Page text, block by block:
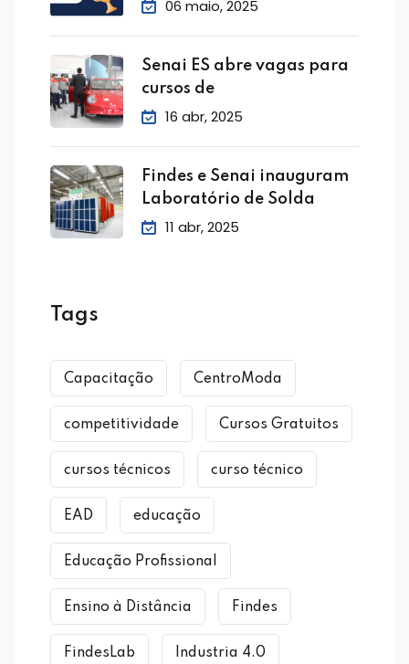
06 maio, 2025
Senai ES abre vagas para
cursos de
16 abr, 2025
Findes e Senai inauguram
Laboratório de Solda
11 abr, 2025
Tags
Capacitação CentroModa
competitividade Cursos Gratuitos
cursos técnicos curso técnico
EAD educação
Educação Profissional
Ensino à Distância Findes
FindesLab Industria 4.0